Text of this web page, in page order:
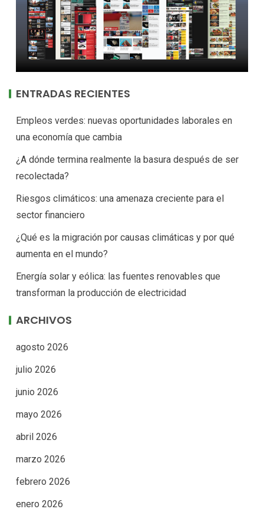
ENTRADAS RECIENTES
Empleos verdes: nuevas oportunidades laborales en
una economía que cambia
¿A dónde termina realmente la basura después de ser
recolectada?
Riesgos climáticos: una amenaza creciente para el
sector financiero
¿Qué es la migración por causas climáticas y por qué
aumenta en el mundo?
Energía solar y eólica: las fuentes renovables que
transforman la producción de electricidad
ARCHIVOS
agosto 2026
julio 2026
junio 2026
mayo 2026
abril 2026
marzo 2026
febrero 2026
enero 2026